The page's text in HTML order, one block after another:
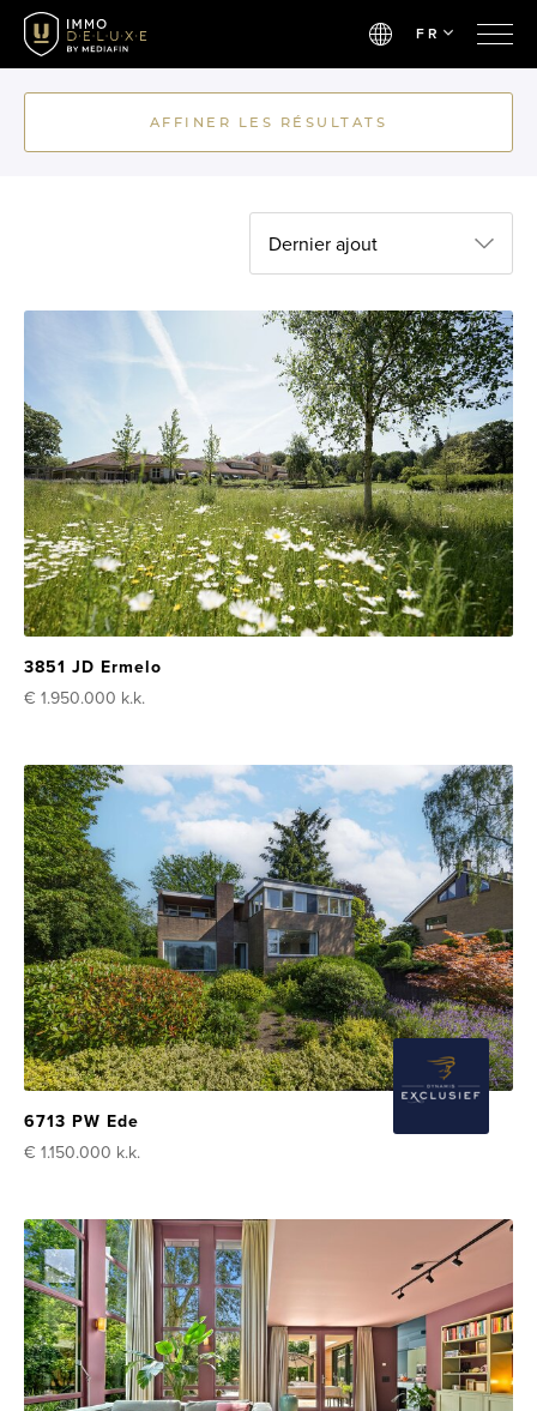
FR
AFFINER LES RÉSULTATS
3851 JD Ermelo
€ 1.950.000 k.k.
6713 PW Ede
€ 1.150.000 k.k.